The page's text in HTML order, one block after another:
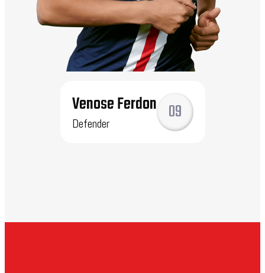
Venose Ferdon
Defender 09